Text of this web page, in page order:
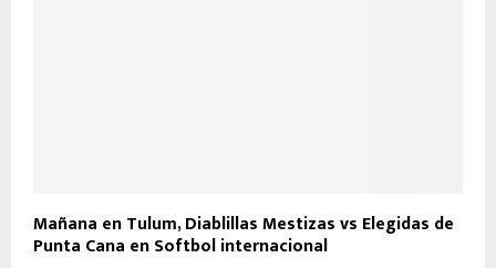
Mañana en Tulum, Diablillas Mestizas vs Elegidas de
Punta Cana en Softbol internacional